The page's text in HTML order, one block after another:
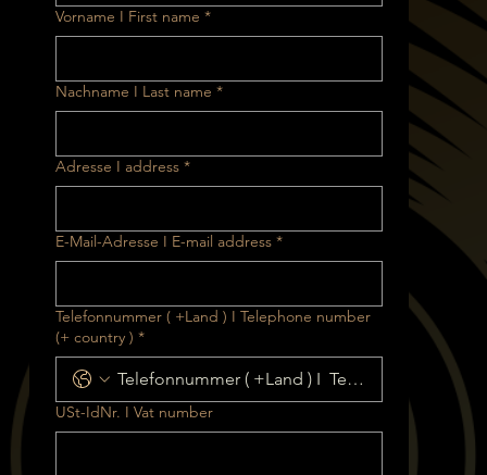
Vorname I First name *
Nachname I Last name *
Adresse I address *
E-Mail-Adresse I E-mail address *
Telefonnummer ( +Land ) I Telephone number
(+ country ) *
USt-IdNr. I Vat number